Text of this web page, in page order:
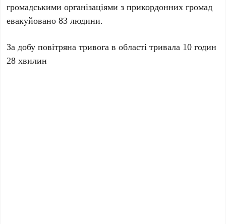
громадськими організаціями з прикордонних громад
евакуйовано 83 людини.
За добу повітряна тривога в областітривала 10 годин
28 хвилин